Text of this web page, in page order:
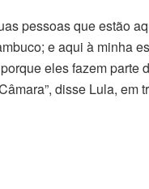
pessoas que estão
e aqui à minha
eles fazem parte
disse Lula, em